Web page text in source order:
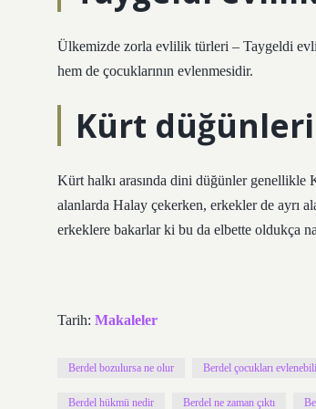
Ülkemizde zorla evlilik türleri – Taygeldi
hem de çocuklarının evlenmesidir.
Kürt düğünleri
Kürt halkı arasında dini düğünler genellikle
alanlarda Halay çekerken, erkekler de ayrı
erkeklere bakarlar ki bu da elbette oldukça
Tarih: Makaleler
Berdel bozulursa ne olur Berdel çocukları
Berdel hükmü nedir Berdel ne zaman çıktı